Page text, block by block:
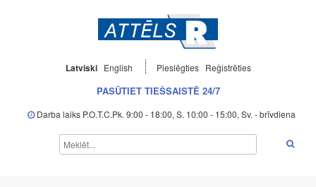
Latviski English Pieslēgties Reģistrēties
PASŪTIET TIEŠSAISTĒ 24/7
Darba laiks P.O.T.C.Pk. 9:00 - 18:00, S. 10:00 - 15:00, Sv. - brīvdiena